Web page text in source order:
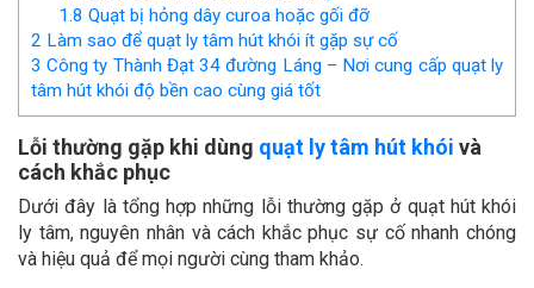
1.8 Quạt bị hỏng dây curoa hoặc gối đỡ
2 Làm sao để quạt ly tâm hút khói ít gặp sự cố
3 Công ty Thành Đạt 34 đường Láng – Nơi cung cấp quạt ly
tâm hút khói độ bền cao cùng giá tốt
Lỗi thường gặp khi dùng quạt ly tâm hút khói và
cách khắc phục
Dưới đây là tổng hợp những lỗi thường gặp ở quạt hút khói
ly tâm, nguyên nhân và cách khắc phục sự cố nhanh chóng
và hiệu quả để mọi người cùng tham khảo.